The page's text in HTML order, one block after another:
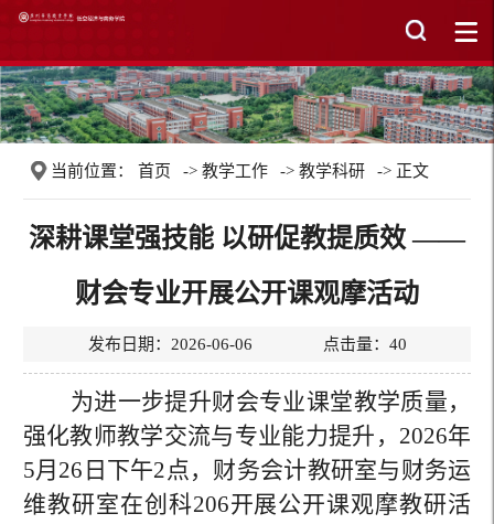
当前位置： 首页 -> 教学工作 -> 教学科研 -> 正文
深耕课堂强技能 以研促教提质效 ——
财会专业开展公开课观摩活动
发布日期：2026-06-06 点击量： 40
为进一步提升财会专业课堂教学质量，
强化教师教学交流与专业能力提升， 2026年
5月26日下午2点，财务会计教研室与财务运
维教研室在创科206开展公开课观摩教研活